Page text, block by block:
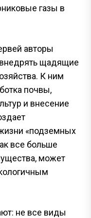
газы в
авторы
щадящие
К ним
почвы,
и внесение
«подземных
все больше
может
не все виды